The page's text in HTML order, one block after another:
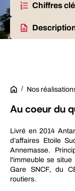
Chiffres
Nos
Au coeur du
Livré en 2014
d’affaires Etoile
Annemasse.
l'immeuble se
Gare SNCF, du
routiers.